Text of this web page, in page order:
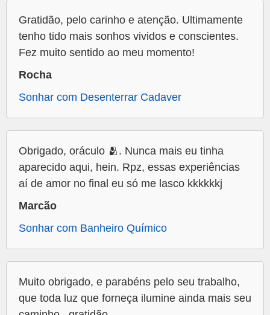
Gratidão, pelo carinho e atenção. Ultimamente
tenho tido mais sonhos vividos e conscientes.
Fez muito sentido ao meu momento!
Rocha
Sonhar com Desenterrar Cadaver
Obrigado, oráculo 🫂. Nunca mais eu tinha
aparecido aqui, hein. Rpz, essas experiências
aí de amor no final eu só me lasco kkkkkkj
Marcão
Sonhar com Banheiro Químico
Muito obrigado, e parabéns pelo seu trabalho,
que toda luz que forneça ilumine ainda mais seu